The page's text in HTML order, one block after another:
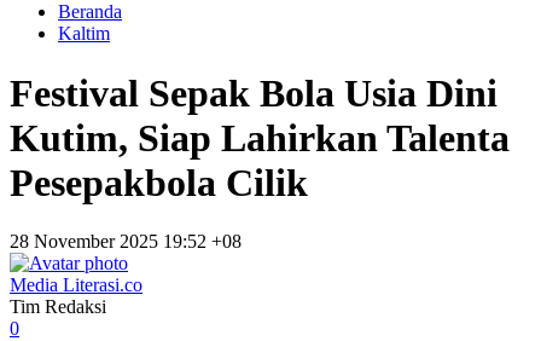
Beranda
Kaltim
Festival Sepak Bola Usia Dini
Kutim, Siap Lahirkan Talenta
Pesepakbola Cilik
28 November 2025 19:52 +08
Media Literasi.co
Tim Redaksi
0